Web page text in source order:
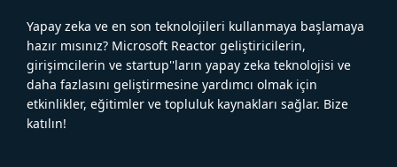
Yapay zeka ve en son teknolojileri kullanmaya başlamaya
hazır mısınız? Microsoft Reactor geliştiricilerin,
girişimcilerin ve startup''ların yapay zeka teknolojisi ve
daha fazlasını geliştirmesine yardımcı olmak için
etkinlikler, eğitimler ve topluluk kaynakları sağlar. Bize
katılın!